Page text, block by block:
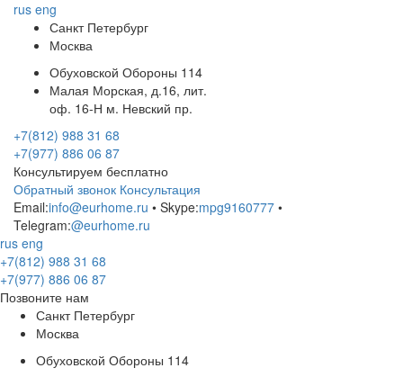
rus eng
Санкт Петербург
Москва
Обуховской Обороны 114
Малая Морская, д.16, лит.
оф. 16-Н м. Невский пр.
+7(812) 988 31 68
+7(977) 886 06 87
Консультируем бесплатно
Обратный звонок Консультация
Email:info@eurhome.ru • Skype:mpg9160777 •
Telegram:@eurhome.ru
rus eng
+7(812) 988 31 68
+7(977) 886 06 87
Позвоните нам
Санкт Петербург
Москва
Обуховской Обороны 114